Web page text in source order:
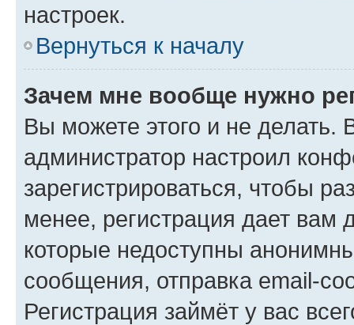
настроек.
Вернуться к началу
Зачем мне вообще нужно
Вы можете этого и не делать.
администратор настроил
зарегистрироваться, чтобы
менее, регистрация дает вам
которые недоступны
сообщения, отправка email-
Регистрация займёт у вас